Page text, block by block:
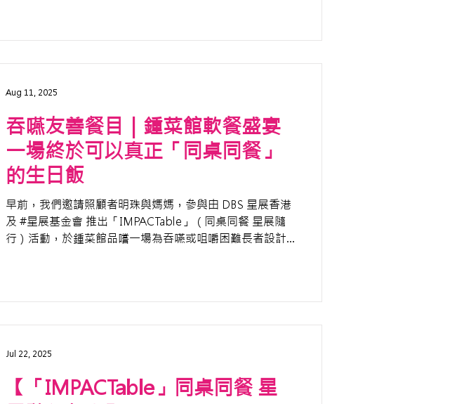
吞嚥友善餐目｜鍾菜館軟餐盛宴
一場終於可以真正「同桌同餐」
的生日飯
早前，我們邀請照顧者明珠與媽媽，參與由 DBS 星展香港
及 #星展基金會 推出「IMPACTable」（同桌同餐 星展隨
行）活動，於鍾菜館品嚐一場為吞嚥或咀嚼困難長者設計
Aug 11, 2025
【「IMPACTable」同桌同餐 星
Jul 22, 2025